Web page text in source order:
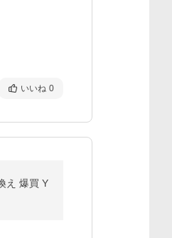
いいね 0
え 爆買 Y